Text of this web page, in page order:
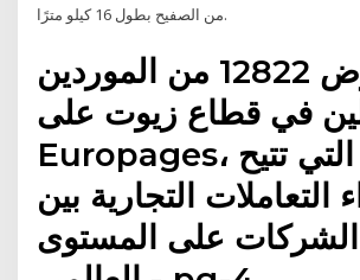
من الصفيح بطول 16 كيلو مترًا.
استعرض 12822 من الموردين
في قطاع زيوت على
Europages، المنصة التي تتيح
التعاملات التجارية بين
الشركات على المستوى